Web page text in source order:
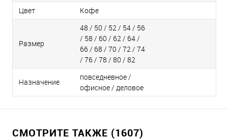
Цвет
Кофе
Размер
48 / 50 / 52 / 54 / 56
/ 58 / 60 / 62 / 64 /
66 / 68 / 70 / 72 / 74
/ 76 / 78 / 80 / 82
Назначение
повседневное /
офисное / деловое
СМОТРИТЕ ТАКЖЕ (1607)